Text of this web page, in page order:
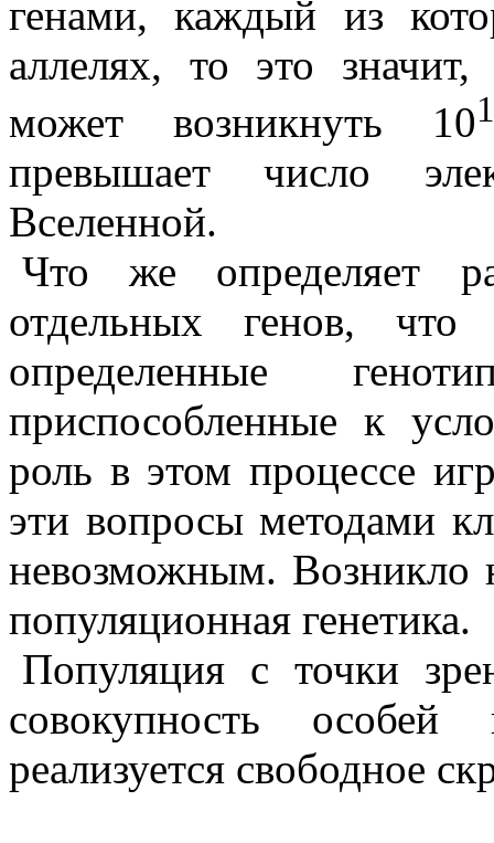
генами, каждый из
аллелях, то это
может возникнуть 10
превышает число
Вселенной.
Что же определяет
отдельных генов, что
определенные
приспособленные к
роль в этом процессе
эти вопросы методами
невозможным. Возникло
популяционная генетика.
Популяция с точки
совокупность
реализуется свободное